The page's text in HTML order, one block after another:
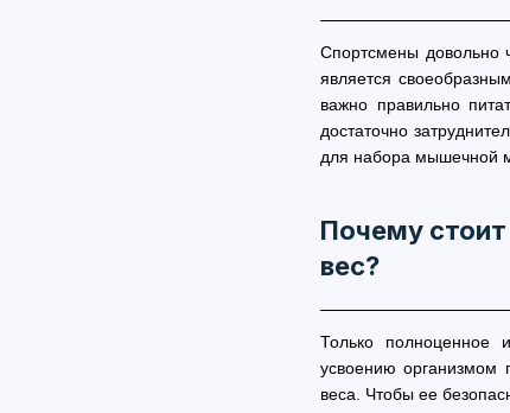
Спортсмены довольно
является
важно правильно
достаточно
для набора мышечной
Почему стоит
вес?
Только полноценное
усвоению организмом
веса. Чтобы ее